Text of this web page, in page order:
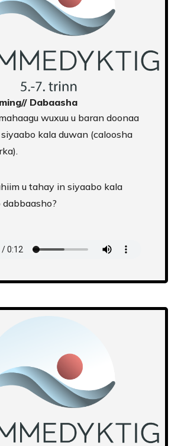
Dabaasha
wuxuu u baran doonaa
kala duwan (caloosha
u tahay in siyaabo kala